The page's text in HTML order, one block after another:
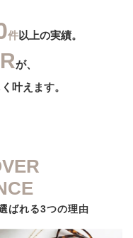
件以上の実績。
が、
叶えます。
ばれる3つの理由